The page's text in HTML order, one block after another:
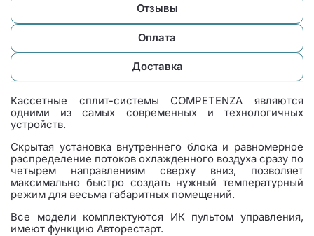
Отзывы
Оплата
Доставка
Кассетные сплит-системы COMPETENZA являются
одними из самых современных и технологичных
устройств.
Скрытая установка внутреннего блока и равномерное
распределение потоков охлажденного воздуха сразу по
четырем направлениям сверху вниз, позволяет
максимально быстро создать нужный температурный
режим для весьма габаритных помещений.
Все модели комплектуются ИК пультом управления,
имеют функцию Авторестарт.